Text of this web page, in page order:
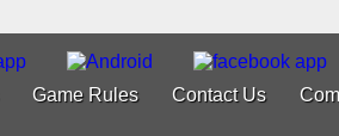
Game Rules Contact Us